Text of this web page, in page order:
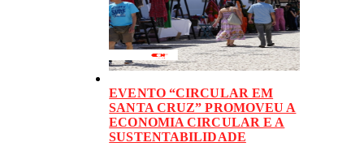
EVENTO “CIRCULAR EM
SANTA CRUZ” PROMOVEU A
ECONOMIA CIRCULAR E A
SUSTENTABILIDADE